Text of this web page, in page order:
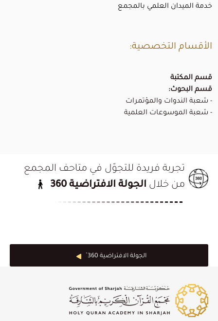
خدمة الميدان العلمي بالمجمع
الأقسام التخصصية:
قسم المكتبة
قسم البحوث:
- شعبة الندوات والمؤتمرات
- شعبة الموسوعات العلمية
تجربة فريدة للتجوّل في متاحف المجمع
من خلال الجولة الافتراضية 360
الجولة الافتراضية 360 ْ